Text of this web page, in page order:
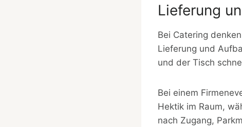
Lieferung
Bei Catering
Lieferung und
und der Tisch
Bei einem
Hektik im Raum,
nach Zugang,